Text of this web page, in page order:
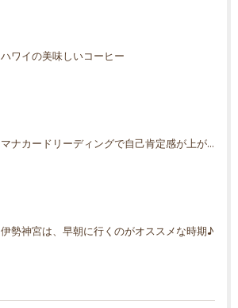
ハワイの美味しいコーヒー
マナカードリーディングで自己肯定感が上がった！
伊勢神宮は、早朝に行くのがオススメな時期♪